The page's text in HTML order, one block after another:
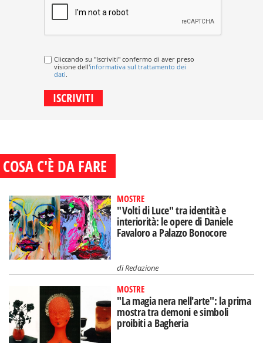
Cliccando su "Iscriviti" confermo di aver preso
visione dell'informativa sul trattamento dei
dati.
COSA C'È DA FARE
MOSTRE
"Volti di Luce" tra identità e
interiorità: le opere di Daniele
Favaloro a Palazzo Bonocore
diRedazione
MOSTRE
"La magia nera nell'arte": la prima
mostra tra demoni e simboli
proibiti a Bagheria